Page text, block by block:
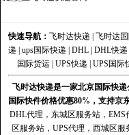
快速导航： 飞时达快递 飞时达
递
ups国际快递 DHL DHL快递
国际货运| UPS快递 UPS国际
飞时达快递是一家北京国际快
国际快件价格优惠80%，支持京
DHL代理 ， 东城区服务站 ， EMS
区服务站， UPS代理 ， 西城区服